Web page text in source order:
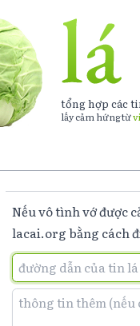
tổng hợp các
lấy cảm hứng từ
Nếu vô tình vớ được
lacai.org bằng cách